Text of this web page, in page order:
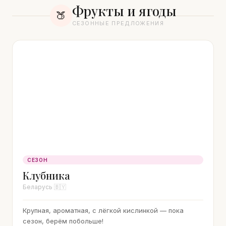
🍑 Фрукты и ягоды
СЕЗОННЫЕ ПРЕДЛОЖЕНИЯ
СЕЗОН
Клубника
Беларусь 🇧🇾
Крупная, ароматная, с лёгкой кислинкой — пока
сезон, берём побольше!